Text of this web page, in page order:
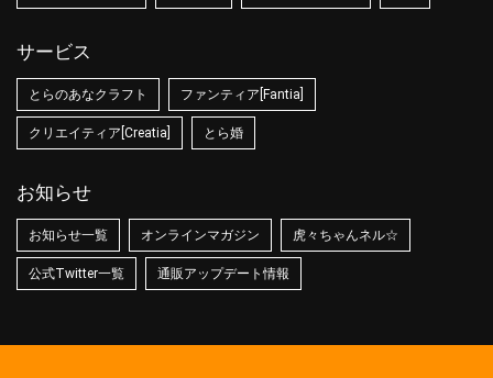
サービス
とらのあなクラフト ファンティア[Fantia]
クリエイティア[Creatia] とら婚
お知らせ
お知らせ一覧 オンラインマガジン 虎々ちゃんネル☆
公式Twitter一覧 通販アップデート情報